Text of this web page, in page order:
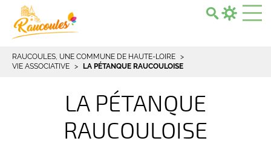
RAUCOULES, UNE COMMUNE DE HAUTE-LOIRE
VIE ASSOCIATIVE
LA PÉTANQUE RAUCOULOISE
LA PÉTANQUE
RAUCOULOISE